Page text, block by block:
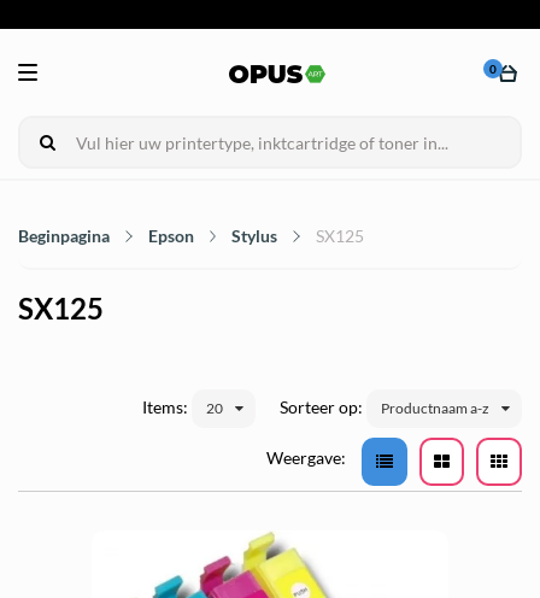
0
Beginpagina Epson Stylus SX125
SX125
Sorteer op: Productnaam a-z
Items: 20
Weergave: